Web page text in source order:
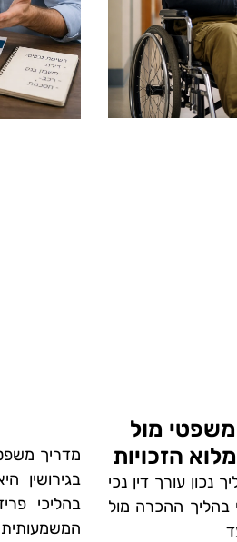
משפטי מול
הזכויות
עורך דין נכי
בהליך ההכרה מול
מדריך
בגירושין
בהליכי
המשמעותית